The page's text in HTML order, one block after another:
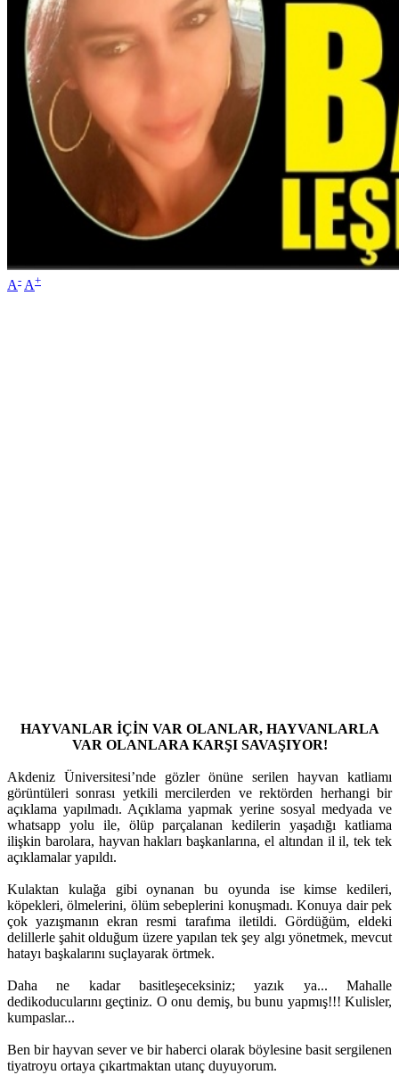
A- A+
HAYVANLAR İÇİN VAR OLANLAR, HAYVANLARLA
VAR OLANLARA KARŞI SAVAŞIYOR!
Akdeniz Üniversitesi’nde gözler önüne serilen hayvan katliamı
görüntüleri sonrası yetkili mercilerden ve rektörden herhangi bir
açıklama yapılmadı. Açıklama yapmak yerine sosyal medyada ve
whatsapp yolu ile, ölüp parçalanan kedilerin yaşadığı katliama
ilişkin barolara, hayvan hakları başkanlarına, el altından il il, tek tek
açıklamalar yapıldı.
Kulaktan kulağa gibi oynanan bu oyunda ise kimse kedileri,
köpekleri, ölmelerini, ölüm sebeplerini konuşmadı. Konuya dair pek
çok yazışmanın ekran resmi tarafıma iletildi. Gördüğüm, eldeki
delillerle şahit olduğum üzere yapılan tek şey algı yönetmek, mevcut
hatayı başkalarını suçlayarak örtmek.
Daha ne kadar basitleşeceksiniz; yazık ya... Mahalle
dedikoducularını geçtiniz. O onu demiş, bu bunu yapmış!!! Kulisler,
kumpaslar...
Ben bir hayvan sever ve bir haberci olarak böylesine basit sergilenen
tiyatroyu ortaya çıkartmaktan utanç duyuyorum.